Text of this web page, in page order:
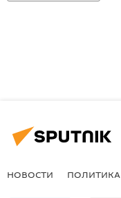
НОВОСТИ ПОЛИТИКА